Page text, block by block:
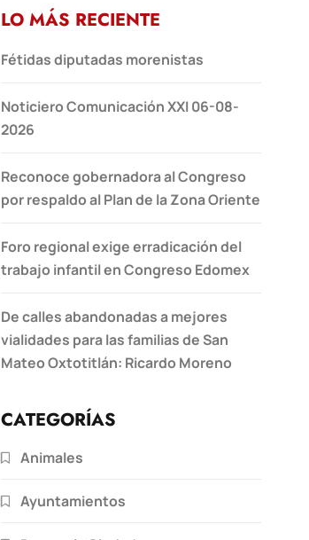
LO MÁS RECIENTE
Fétidas diputadas morenistas
Noticiero Comunicación XXI 06-08-
2026
Reconoce gobernadora al Congreso
por respaldo al Plan de la Zona Oriente
Foro regional exige erradicación del
trabajo infantil en Congreso Edomex
De calles abandonadas a mejores
vialidades para las familias de San
Mateo Oxtotitlán: Ricardo Moreno
CATEGORÍAS
Animales
Ayuntamientos